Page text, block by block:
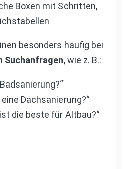
Boxen mit Schritten,
besonders häufig bei
Suchanfragen, wie z. B.:
Dachsanierung?“
die beste für Altbau?“